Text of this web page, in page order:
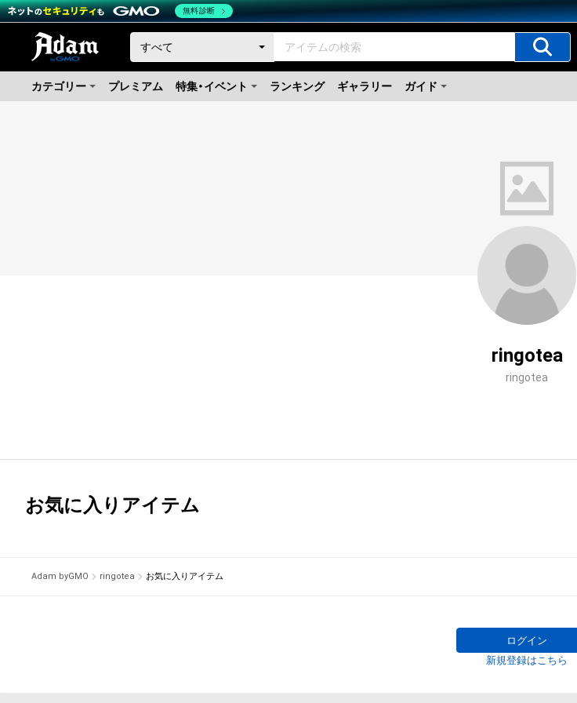
カテゴリー プレミアム 特集・イベント ランキング ギャラリー ガイド
ringotea
ringotea
お気に入りアイテム
Adam byGMO ringotea お気に入りアイテム
ログイン
新規登録はこちら
無料診断